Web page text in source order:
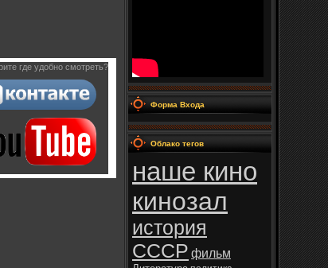
где удобно смотреть?
Форма Входа
Облако тегов
наше кино
кинозал
история
СССР фильм